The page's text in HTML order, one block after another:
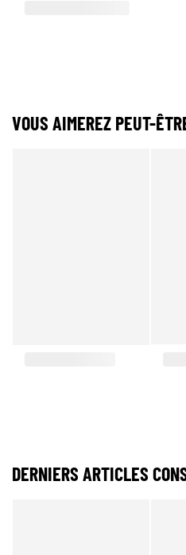
VOUS AIMEREZ PEUT-
DERNIERS ARTICLES